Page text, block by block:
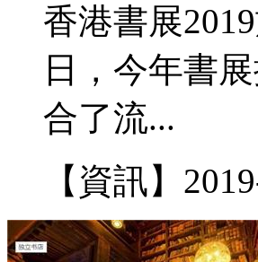
香港書展
日，今年書
合了流...
【資訊】